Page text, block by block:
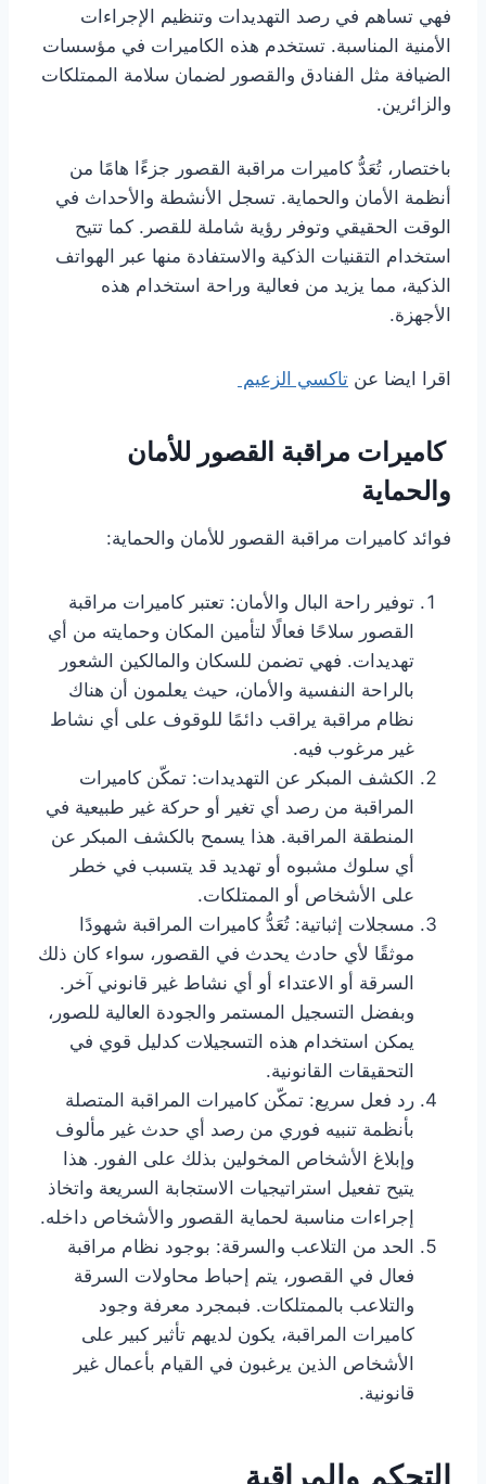
فهي تساهم في رصد التهديدات وتنظيم الإجراءات
الأمنية المناسبة. تستخدم هذه الكاميرات في مؤسسات
الضيافة مثل الفنادق والقصور لضمان سلامة الممتلكات
والزائرين.
باختصار، تُعَدُّ كاميرات مراقبة القصور جزءًا هامًا من
أنظمة الأمان والحماية. تسجل الأنشطة والأحداث في
الوقت الحقيقي وتوفر رؤية شاملة للقصر. كما تتيح
استخدام التقنيات الذكية والاستفادة منها عبر الهواتف
الذكية، مما يزيد من فعالية وراحة استخدام هذه
الأجهزة.
اقرا ايضا عن تاكسي الزعيم
كاميرات مراقبة القصور للأمان
والحماية
فوائد كاميرات مراقبة القصور للأمان والحماية:
توفير راحة البال والأمان: تعتبر كاميرات مراقبة
القصور سلاحًا فعالًا لتأمين المكان وحمايته من أي
تهديدات. فهي تضمن للسكان والمالكين الشعور
بالراحة النفسية والأمان، حيث يعلمون أن هناك
نظام مراقبة يراقب دائمًا للوقوف على أي نشاط
غير مرغوب فيه.
الكشف المبكر عن التهديدات: تمكّن كاميرات
المراقبة من رصد أي تغير أو حركة غير طبيعية في
المنطقة المراقبة. هذا يسمح بالكشف المبكر عن
أي سلوك مشبوه أو تهديد قد يتسبب في خطر
على الأشخاص أو الممتلكات.
مسجلات إثباتية: تُعَدُّ كاميرات المراقبة شهودًا
موثقًا لأي حادث يحدث في القصور، سواء كان ذلك
السرقة أو الاعتداء أو أي نشاط غير قانوني آخر.
وبفضل التسجيل المستمر والجودة العالية للصور،
يمكن استخدام هذه التسجيلات كدليل قوي في
التحقيقات القانونية.
رد فعل سريع: تمكّن كاميرات المراقبة المتصلة
بأنظمة تنبيه فوري من رصد أي حدث غير مألوف
وإبلاغ الأشخاص المخولين بذلك على الفور. هذا
يتيح تفعيل استراتيجيات الاستجابة السريعة واتخاذ
إجراءات مناسبة لحماية القصور والأشخاص داخله.
الحد من التلاعب والسرقة: بوجود نظام مراقبة
فعال في القصور، يتم إحباط محاولات السرقة
والتلاعب بالممتلكات. فبمجرد معرفة وجود
كاميرات المراقبة، يكون لديهم تأثير كبير على
الأشخاص الذين يرغبون في القيام بأعمال غير
قانونية.
التحكم والمراقبة